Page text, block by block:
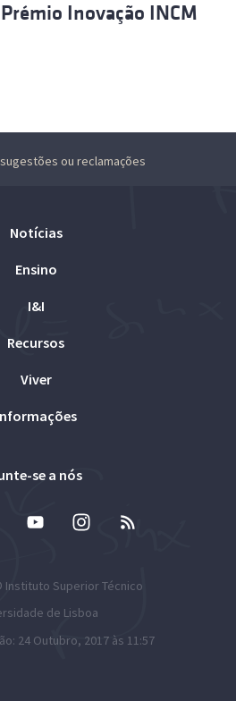
Inovação INCM
ou reclamações
Notícias
Ensino
I&I
Recursos
Viver
se a nós
Instituto Superior Técnico
de Lisboa
24 Outubro, 2017 às 11:57